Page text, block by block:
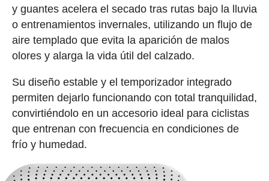
y guantes acelera el secado tras rutas bajo la lluvia
o entrenamientos invernales, utilizando un flujo de
aire templado que evita la aparición de malos
olores y alarga la vida útil del calzado.
Su diseño estable y el temporizador integrado
permiten dejarlo funcionando con total tranquilidad,
convirtiéndolo en un accesorio ideal para ciclistas
que entrenan con frecuencia en condiciones de
frío y humedad.